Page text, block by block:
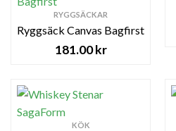
RYGGSÄCKAR
Ryggsäck Canvas Bagfirst
181.00kr
KÖK